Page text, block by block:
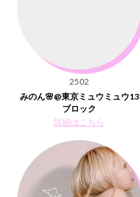
2502
みのん🌸@東京ミュウミュウ13
ブロック
詳細はこちら